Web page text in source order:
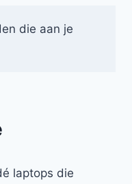
die aan je
laptops die